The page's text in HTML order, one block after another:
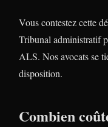
Vous contestez cette
Tribunal administratif
ALS. Nos avocats se
disposition.
Combien